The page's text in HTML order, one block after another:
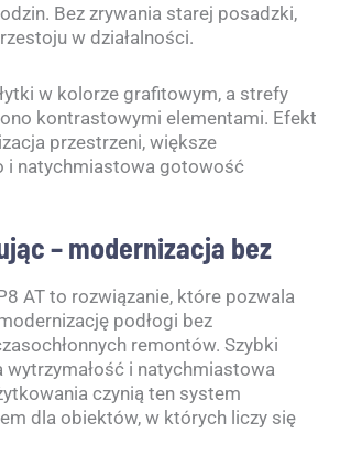
Bez zrywania starej posadzki,
w działalności.
w kolorze grafitowym, a strefy
kontrastowymi elementami. Efekt
przestrzeni, większe
i natychmiastowa gotowość
– modernizacja bez
AT to rozwiązanie, które pozwala
podłogi bez
remontów. Szybki
wytrzymałość i natychmiastowa
czynią ten system
dla obiektów, w których liczy się